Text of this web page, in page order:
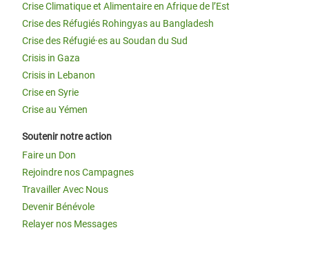
Crise Climatique et Alimentaire en Afrique de l’Est
Crise des Réfugiés Rohingyas au Bangladesh
Crise des Réfugié·es au Soudan du Sud
Crisis in Gaza
Crisis in Lebanon
Crise en Syrie
Crise au Yémen
Soutenir notre action
Faire un Don
Rejoindre nos Campagnes
Travailler Avec Nous
Devenir Bénévole
Relayer nos Messages